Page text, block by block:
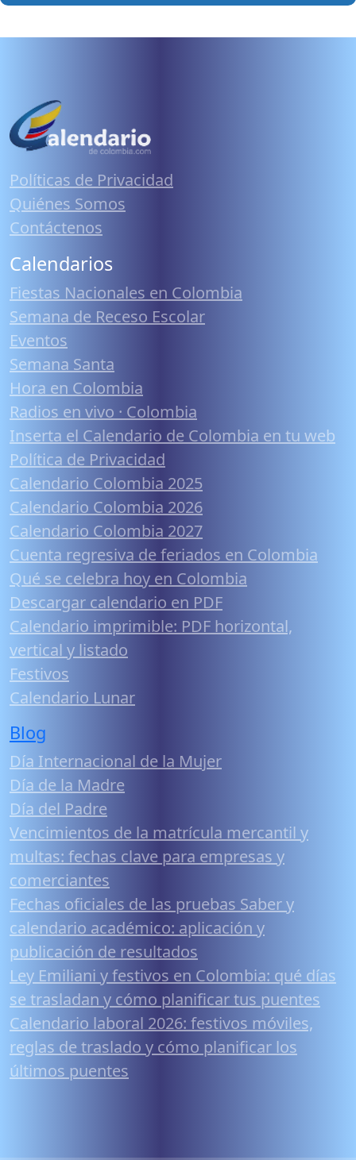
Políticas de Privacidad
Quiénes Somos
Contáctenos
Calendarios
Fiestas Nacionales en Colombia
Semana de Receso Escolar
Eventos
Semana Santa
Hora en Colombia
Radios en vivo · Colombia
Inserta el Calendario de Colombia en tu web
Política de Privacidad
Calendario Colombia 2025
Calendario Colombia 2026
Calendario Colombia 2027
Cuenta regresiva de feriados en Colombia
Qué se celebra hoy en Colombia
Descargar calendario en PDF
Calendario imprimible: PDF horizontal,
vertical y listado
Festivos
Calendario Lunar
Blog
Día Internacional de la Mujer
Día de la Madre
Día del Padre
Vencimientos de la matrícula mercantil y
multas: fechas clave para empresas y
comerciantes
Fechas oficiales de las pruebas Saber y
calendario académico: aplicación y
publicación de resultados
Ley Emiliani y festivos en Colombia: qué días
se trasladan y cómo planificar tus puentes
Calendario laboral 2026: festivos móviles,
reglas de traslado y cómo planificar los
últimos puentes